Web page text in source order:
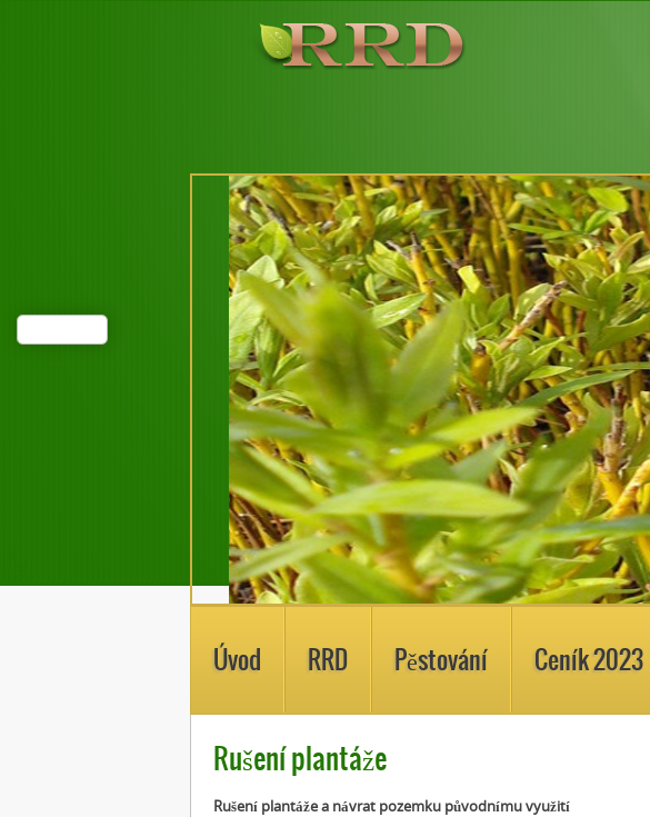
Úvod RRD Pěstování Ceník 2023
Rušení plantáže
Rušení plantáže a návrat pozemku původnímu využití